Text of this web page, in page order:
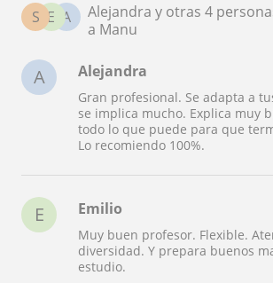
A
E
S
Alejandra y otras 4
a Manu
A Alejandra
Gran profesional. Se adapta a
se implica mucho. Explica muy
todo lo que puede para que
Lo recomiendo 100%.
E Emilio
Muy buen profesor. Flexible.
diversidad. Y prepara buenos
estudio.